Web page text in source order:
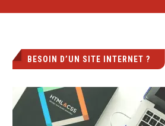
BESOIN D’UN SITE INTERNET ?